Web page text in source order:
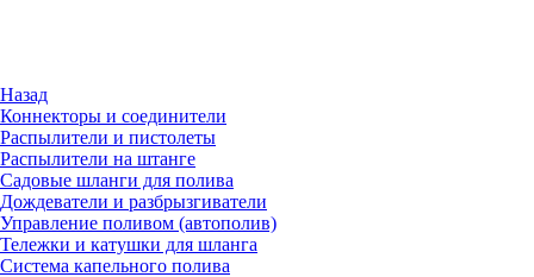
Назад
Коннекторы и соединители
Распылители и пистолеты
Распылители на штанге
Садовые шланги для полива
Дождеватели и разбрызгиватели
Управление поливом (автополив)
Тележки и катушки для шланга
Система капельного полива